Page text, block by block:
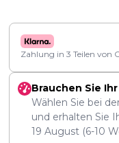
Zahlung in 3 Teilen von
Brauchen Sie
Wählen Sie bei
und erhalten Sie
19 August (6-10